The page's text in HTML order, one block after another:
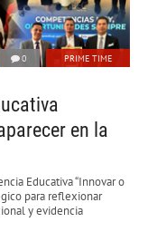
0 PRIME TIME
en la
Educativa “Innovar o
para reflexionar
y evidencia